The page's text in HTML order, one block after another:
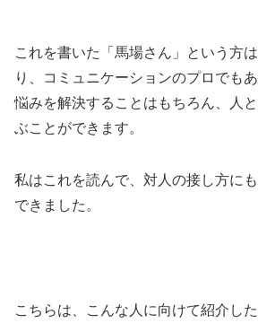
これを書いた「馬場さん」という方
り、コミュニケーションのプロでも
悩みを解決することはもちろん、人
ぶことができます。
私はこれを読んで、対人の接し方に
できました。
こちらは、こんな人に向けて紹介した